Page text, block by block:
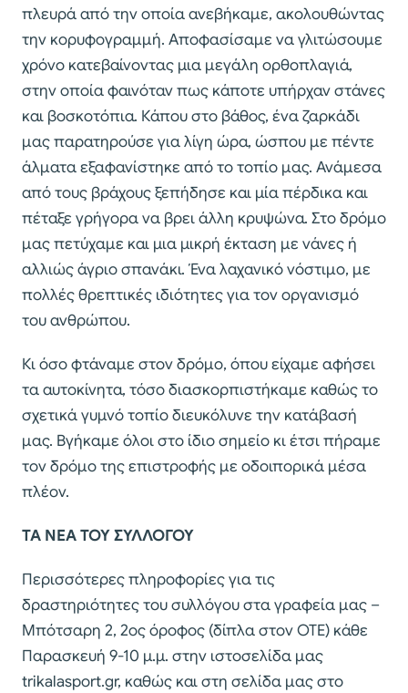
πλευρά από την οποία ανεβήκαμε, ακολουθώντας
την κορυφογραμμή. Αποφασίσαμε να γλιτώσουμε
χρόνο κατεβαίνοντας μια μεγάλη ορθοπλαγιά,
στην οποία φαινόταν πως κάποτε υπήρχαν στάνες
και βοσκοτόπια. Κάπου στο βάθος, ένα ζαρκάδι
μας παρατηρούσε για λίγη ώρα, ώσπου με πέντε
άλματα εξαφανίστηκε από το τοπίο μας. Ανάμεσα
από τους βράχους ξεπήδησε και μία πέρδικα και
πέταξε γρήγορα να βρει άλλη κρυψώνα. Στο δρόμο
μας πετύχαμε και μια μικρή έκταση με νάνες ή
αλλιώς άγριο σπανάκι. Ένα λαχανικό νόστιμο, με
πολλές θρεπτικές ιδιότητες για τον οργανισμό
του ανθρώπου.
Κι όσο φτάναμε στον δρόμο, όπου είχαμε αφήσει
τα αυτοκίνητα, τόσο διασκορπιστήκαμε καθώς το
σχετικά γυμνό τοπίο διευκόλυνε την κατάβασή
μας. Βγήκαμε όλοι στο ίδιο σημείο κι έτσι πήραμε
τον δρόμο της επιστροφής με οδοιπορικά μέσα
πλέον.
ΤΑ ΝΕΑ ΤΟΥ ΣΥΛΛΟΓΟΥ
Περισσότερες πληροφορίες για τις
δραστηριότητες του συλλόγου στα γραφεία μας –
Μπότσαρη 2, 2ος όροφος (δίπλα στον ΟΤΕ) κάθε
Παρασκευή 9-10 μ.μ. στην ιστοσελίδα μας
trikalasport.gr, καθώς και στη σελίδα μας στο